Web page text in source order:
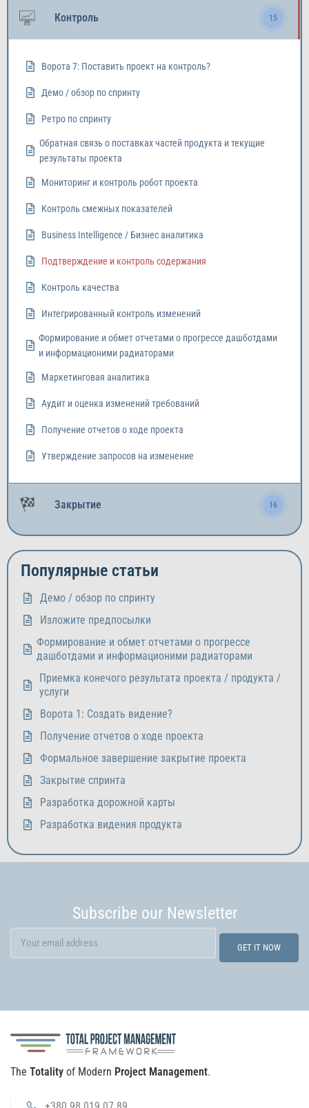
Контроль 15
Ворота 7: Поставить проект на контроль?
Демо / обзор по спринту
Ретро по спринту
Обратная связь о поставках частей продукта и текущие
результаты проекта
Мониторинг и контроль робот проекта
Контроль смежных показателей
Business Intelligence / Бизнес аналитика
Подтверждение и контроль содержания
Контроль качества
Интегрированный контроль изменений
Формирование и обмет отчетами о прогрессе дашботдами
и информационими радиаторами
Маркетинговая аналитика
Аудит и оценка изменений требований
Получение отчетов о ходе проекта
Утверждение запросов на изменение
Закрытие 16
Популярные статьи
Демо / обзор по спринту
Изложите предпосылки
Формирование и обмет отчетами о прогрессе
дашботдами и информационими радиаторами
Приемка конечого результата проекта / продукта /
услуги
Ворота 1: Создать видение?
Получение отчетов о ходе проекта
Формальное завершение закрытие проекта
Закрытие спринта
Разработка дорожной карты
Разработка видения продукта
Subscribe our Newsletter
The Totality of Modern Project Management.